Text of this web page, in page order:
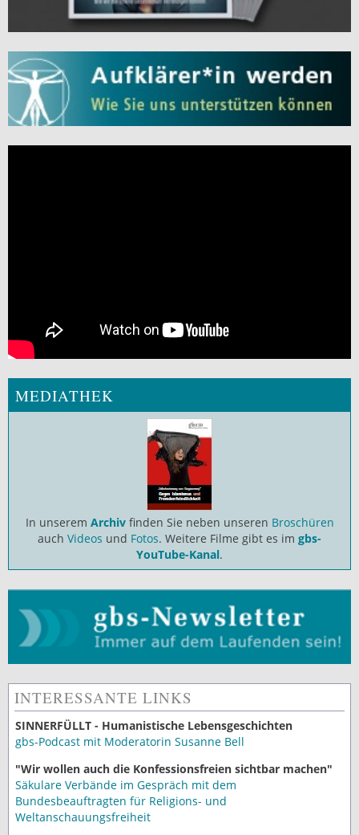
MEDIATHEK
In unserem Archiv finden Sie neben unseren Broschüren
auch Videos und Fotos. Weitere Filme gibt es im gbs-
YouTube-Kanal.
INTERESSANTE LINKS
SINNERFÜLLT - Humanistische Lebensgeschichten
gbs-Podcast mit Moderatorin Susanne Bell
"Wir wollen auch die Konfessionsfreien sichtbar machen"
Säkulare Verbände im Gespräch mit dem
Bundesbeauftragten für Religions- und
Weltanschauungsfreiheit